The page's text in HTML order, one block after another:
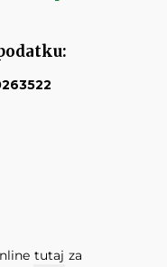
tutaj za